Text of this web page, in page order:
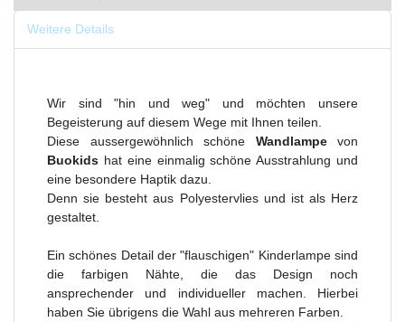
Weitere Details
Wir sind "hin und weg" und möchten unsere
Begeisterung auf diesem Wege mit Ihnen teilen.
Diese aussergewöhnlich schöne Wandlampevon
Buokids hat eine einmalig schöne Ausstrahlung und
eine besondere Haptik dazu.
Denn sie besteht aus Polyestervlies und ist als Herz
gestaltet.
Ein schönes Detail der "flauschigen" Kinderlampe sind
die farbigen Nähte, die das Design noch
ansprechender und individueller machen. Hierbei
haben Sie übrigens die Wahl aus mehreren Farben.